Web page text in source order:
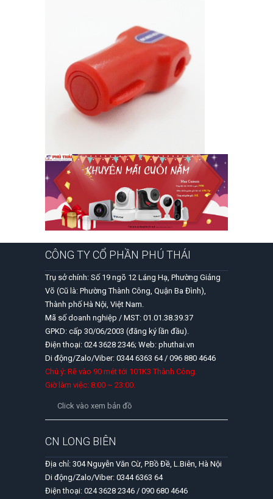
CÔNG TY CỔ PHẦN PHÚ THÁI
Trụ sở chính: Số 19 ngõ 12 Láng Hạ, Phường Giảng
Võ (Cũ là: Phường Thành Công, Quận Ba Đình),
Thành phố Hà Nội, Việt Nam.
Mã số doanh nghiệp / MST: 01.01.38.39.37
GPKD: cấp 30/06/2003 (đăng ký lần đầu).
Điện thoại: 024 3628 2346; Web: phuthai.vn
Di động/Zalo/Viber: 0344 6363 64 / 096 880 4646
Chú ý: Rẽ vào 90 mét tới 101K3 Thành Công.
Giờ làm việc: 8:00 ~ 23:00.
Click vào xem bản đồ
CN LONG BIÊN
Địa chỉ: 304 Nguyễn Văn Cừ, P.Bồ Đề, L.Biên, Hà Nội
Di động/Zalo/Viber: 0344 6363 64
Điện thoại: 024 3628 2346 / 090 680 4646